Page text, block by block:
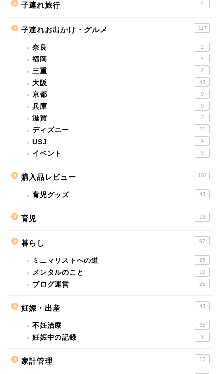
子連れ旅行 4
子連れお出かけ・グルメ 117
奈良 2
福岡 1
三重 2
大阪 43
京都 9
兵庫 9
滋賀 3
ディズニー 21
USJ 9
イベント 9
購入品レビュー 102
育児グッズ 43
育児 13
暮らし 97
ミニマリストへの道 25
メンタルのこと 10
ブログ運営 25
妊娠・出産 43
不妊治療 35
妊娠中の記録 8
家計管理 17